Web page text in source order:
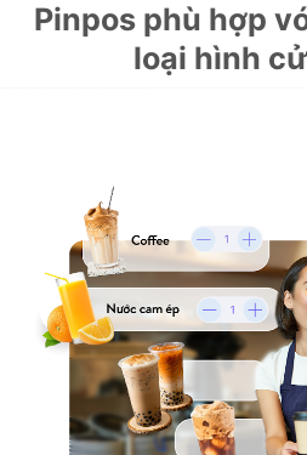
Pinpos phù hợp
loại hình